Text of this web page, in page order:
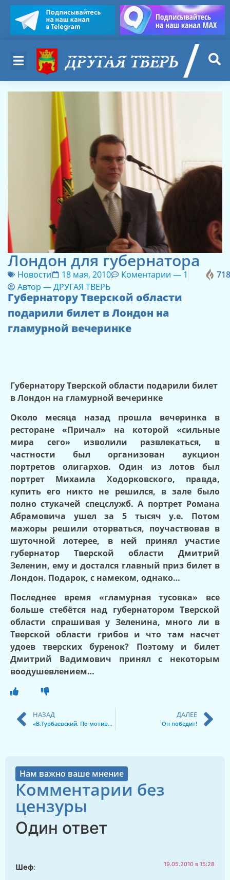
Лондон для губернатора
Новости 18 мая, 2010 Коментарии — 1
Автор —ДРУГАЯ ТВЕРЬ
Губернатору Тверской области
подарили билет в Лондон на
гламурной вечеринке
Губернатору Тверской области подарили билет
в Лондон на гламурной вечеринке
Около месяца назад прошла вечеринка в
ресторане «Причал» на которой «сильные
мира сего» изволили развлекаться, в
частности был организован аукцион
портретов олигархов. Один из лотов был
портрет Михаила Ходорковского, правда,
купить его никто не решился, в зале было
полно стукачей спецслужб. А портрет Романа
Абрамовича ушел за 5 тысяч у.е. Потом
мажоры решили оторваться, поучаствовав в
шуточной лотерее, в ней принял участие
губернатор Тверской области Дмитрий
Зеленин, ему и достался главный приз билет в
Лондон. Подарок, с намеком, однако…
Последнее время «гламурная тусовка» все
больше стебётся над губернатором Тверской
области спрашивая у Зеленина, много ли в
Тверской области грибов и что там насчет
удоев тверских буренок? Поэтому и билет
Дмитрий Вадимович принял с некоторым
воодушевлением…
НАЗАД
«В.Турбаевский. По мотивам карикатур М.Златковского»
ДАЛЕЕ
Он победит!
Нам важно ваше мнение
Комментарии без
цензуры
Один ответ
Шеф: 19.05.2010 в 15:28